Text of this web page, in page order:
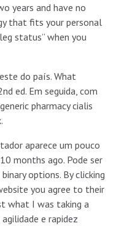
years and have no
that fits your personal
status” when you
do país. What
ed. Em seguida, com
pharmacy cialis
aparece um pouco
months ago. Pode ser
options. By clicking
you agree to their
what I was taking a
e rapidez